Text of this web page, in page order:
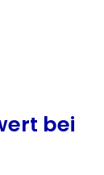
bei